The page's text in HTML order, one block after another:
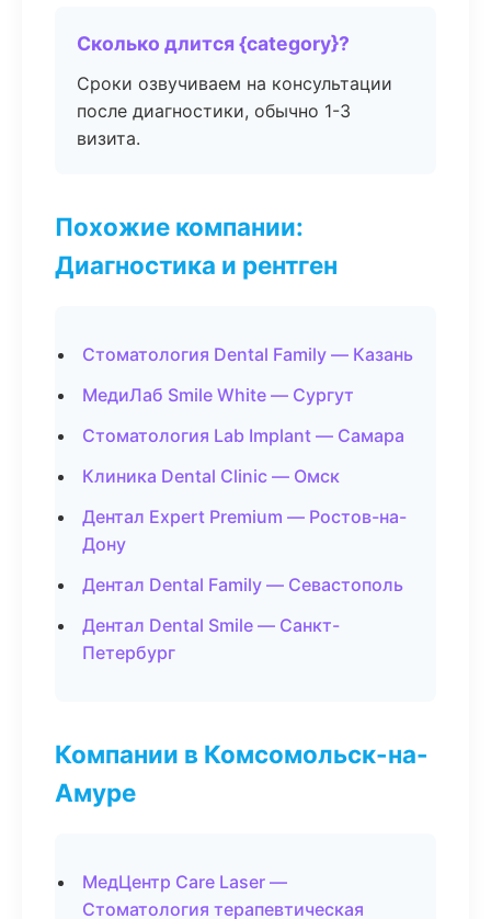
Сколько длится {category}?
Сроки озвучиваем на консультации
после диагностики, обычно 1-3
визита.
Похожие компании:
Диагностика и рентген
Стоматология Dental Family — Казань
МедиЛаб Smile White — Сургут
Стоматология Lab Implant — Самара
Клиника Dental Clinic — Омск
Дентал Expert Premium — Ростов-на-
Дону
Дентал Dental Family — Севастополь
Дентал Dental Smile — Санкт-
Петербург
Компании в Комсомольск-на-
Амуре
МедЦентр Care Laser —
Стоматология терапевтическая